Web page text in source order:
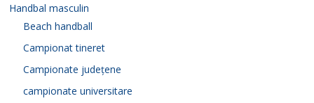
Handbal masculin
Beach handball
Campionat tineret
Campionate județene
campionate universitare